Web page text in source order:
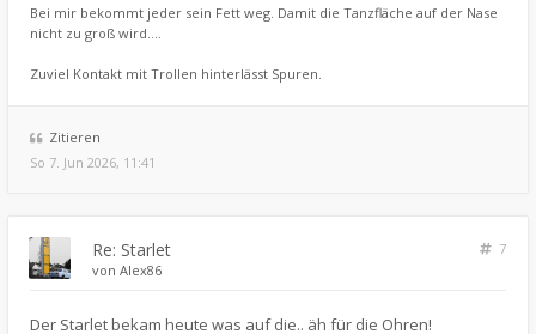
Bei mir bekommt jeder sein Fett weg. Damit die Tanzfläche auf der Nase
nicht zu groß wird....
Zuviel Kontakt mit Trollen hinterlässt Spuren.
Zitieren
So 7. Jun 2026, 11:41
Re: Starlet
7
von Alex86
Der Starlet bekam heute was auf die.. äh für die Ohren!